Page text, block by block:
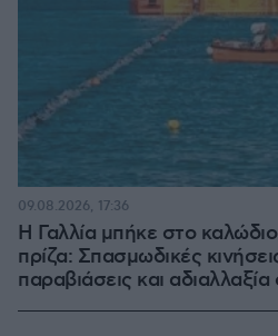
Η Γαλλία μπήκε στο
πρίζα: Σπασμωδικές
παραβιάσεις και
09.08.2026, 17:36